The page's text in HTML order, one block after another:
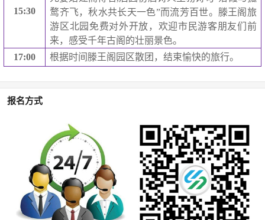
15:30
鹜齐飞，秋水共长天一色”而流芳百世。滕王阁旅
游区北园免费对外开放，欢迎市民游客朋友们前
来，感受千年古阁的壮丽景色。
17:00
根据时间滕王阁园区散团，结束愉快的旅行。
报名方式